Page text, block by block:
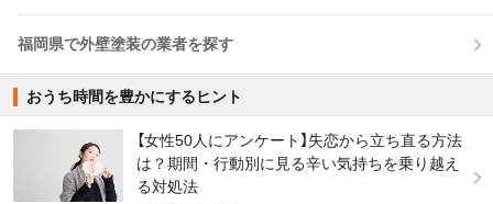
福岡県で外壁塗装の業者を探す
おうち時間を豊かにするヒント
【女性50人にアンケート】失恋から立ち直る方法
は？期間・行動別に見る辛い気持ちを乗り越え
る対処法